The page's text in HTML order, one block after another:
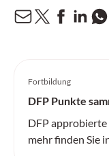
Fortbildung
DFP Punkte
DFP
mehr finden Sie